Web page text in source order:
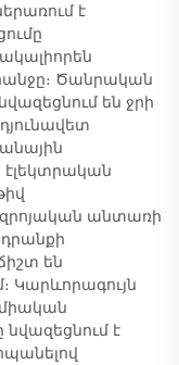
է
Ծանրական
են ջրի
անտառի
են
Կարևորագույն
նվազեցնում է